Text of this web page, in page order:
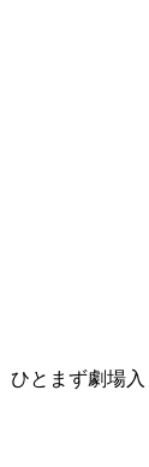
とまず劇場入